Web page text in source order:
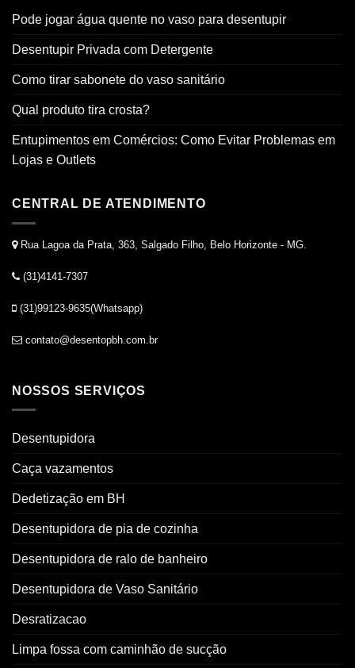
Pode jogar água quente no vaso para desentupir
Desentupir Privada com Detergente
Como tirar sabonete do vaso sanitário
Qual produto tira crosta?
Entupimentos em Comércios: Como Evitar Problemas em
Lojas e Outlets
CENTRAL DE ATENDIMENTO
Rua Lagoa da Prata, 363, Salgado Filho, Belo Horizonte - MG.
(31)4141-7307
(31)99123-9635(Whatsapp)
contato@desentopbh.com.br
NOSSOS SERVIÇOS
Desentupidora
Caça vazamentos
Dedetização em BH
Desentupidora de pia de cozinha
Desentupidora de ralo de banheiro
Desentupidora de Vaso Sanitário
Desratizacao
Limpa fossa com caminhão de sucção